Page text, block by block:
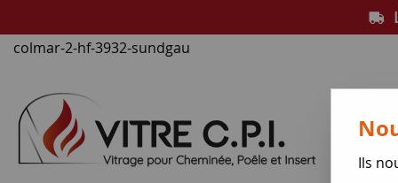
colmar-2-hf-3932-sundgau
Ils